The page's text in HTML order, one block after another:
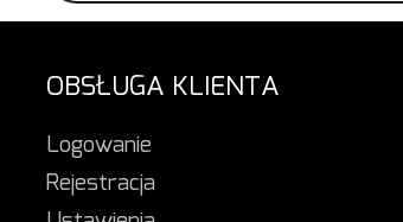
OBSŁUGA KLIENTA
Logowanie
Rejestracja